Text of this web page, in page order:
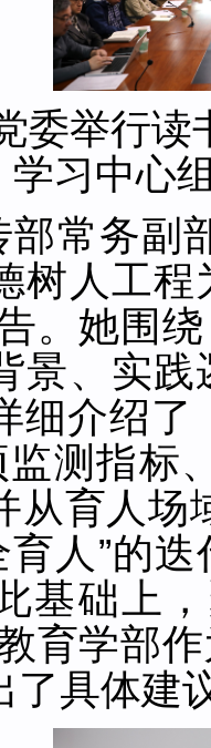
委举行读
学习中心
常务副
树人工
。她围
景、实
细介绍
监测指标
从育人场
育人”的
基础上
育学部
了具体建